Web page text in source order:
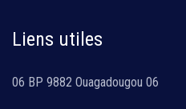
Liens utiles
06 BP 9882 Ouagadougou 06